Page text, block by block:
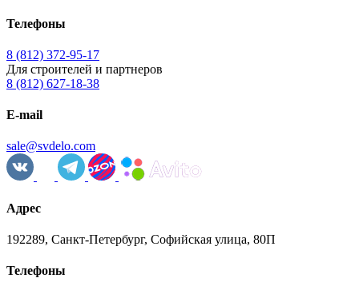
Телефоны
8 (812) 372-95-17
Для строителей и партнеров
8 (812) 627-18-38
E-mail
sale@svdelo.com
Адрес
192289, Санкт-Петербург, Софийская улица, 80П
Телефоны